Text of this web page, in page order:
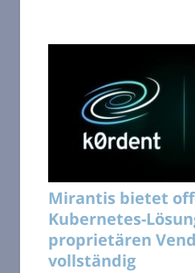
Mirantis bietet
Kubernetes-
proprietären
vollständig